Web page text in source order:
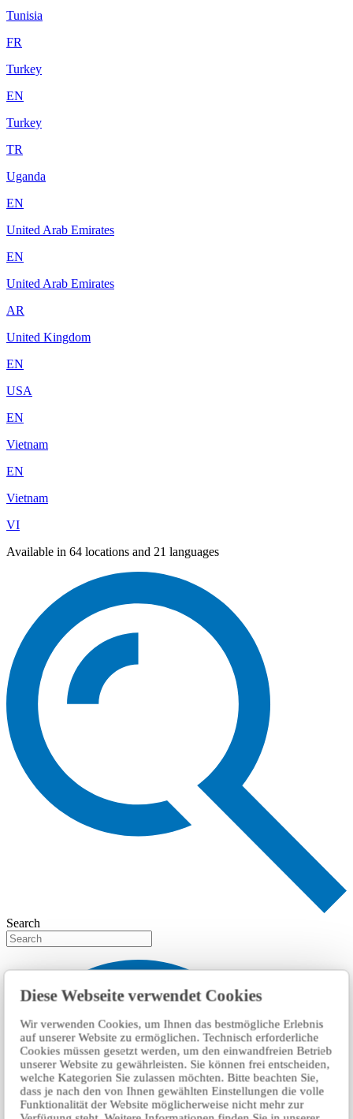
Diese Webseite verwendet Cookies
Wir verwenden Cookies, um Ihnen das bestmögliche Erlebnis
auf unserer Website zu ermöglichen. Technisch erforderliche
Cookies müssen gesetzt werden, um den einwandfreien Betrieb
unserer Website zu gewährleisten. Sie können frei entscheiden,
welche Kategorien Sie zulassen möchten. Bitte beachten Sie,
dass je nach den von Ihnen gewählten Einstellungen die volle
Funktionalität der Website möglicherweise nicht mehr zur
Tunisia
FR
Turkey
EN
Turkey
TR
Uganda
EN
United Arab Emirates
EN
United Arab Emirates
AR
United Kingdom
EN
USA
EN
Vietnam
EN
Vietnam
VI
Available in 64 locations and 21 languages
Search